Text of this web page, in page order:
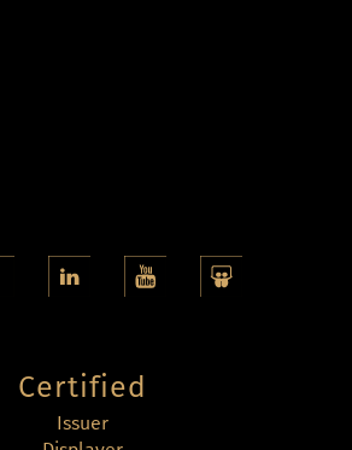
Certified
Issuer